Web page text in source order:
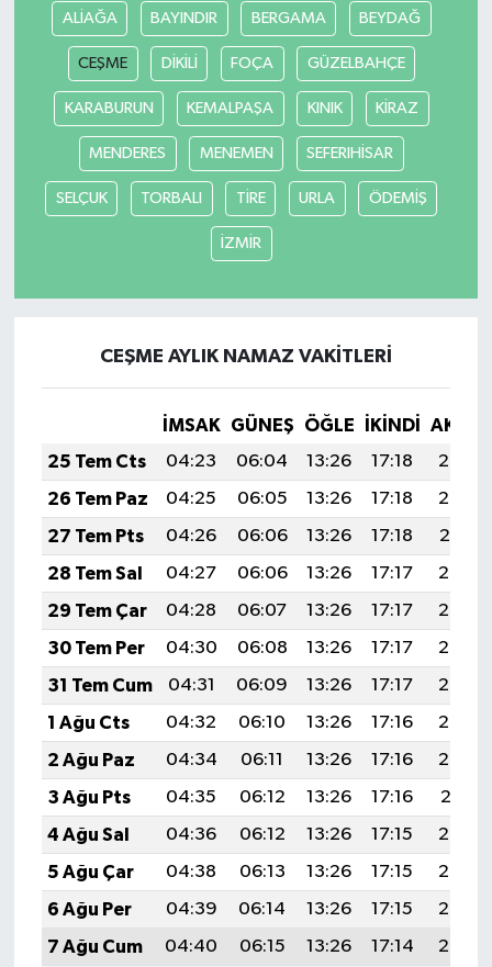
ALİAĞA BAYINDIR BERGAMA BEYDAĞ
CEŞME DİKİLİ FOÇA GÜZELBAHÇE
KARABURUN KEMALPAŞA KINIK KİRAZ
MENDERES MENEMEN SEFERIHİSAR
SELÇUK TORBALI TİRE URLA ÖDEMİŞ
İZMİR
CEŞME AYLIK NAMAZ VAKITLERI
İMSAK GÜNEŞ ÖĞLE İKINDI
25 Tem Cts
04:23 06:04 13:26 17:18
20:39
26 Tem Paz
04:25 06:05 13:26 17:18
20:38
27 Tem Pts
04:26 06:06 13:26 17:18
20:37
28 Tem Sal
04:27 06:06 13:26 17:17
20:36
29 Tem Çar
04:28 06:07 13:26 17:17
20:35
30 Tem Per
04:30 06:08 13:26 17:17
20:34
31 Tem Cum
04:31 06:09 13:26 17:17
20:34
1 Ağu Cts
04:32 06:10 13:26 17:16
20:33
2 Ağu Paz
04:34 06:11 13:26 17:16
20:32
3 Ağu Pts
04:35 06:12 13:26 17:16
20:31
4 Ağu Sal
04:36 06:12 13:26 17:15
20:30
5 Ağu Çar
04:38 06:13 13:26 17:15
20:28
6 Ağu Per
04:39 06:14 13:26 17:15
20:27
7 Ağu Cum
04:40 06:15 13:26 17:14
20:26